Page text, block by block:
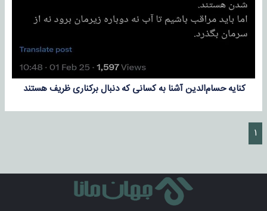
کنایه حسام‌الدین آشنا به کسانی که دنبال برکناری ظریف هستند
۱